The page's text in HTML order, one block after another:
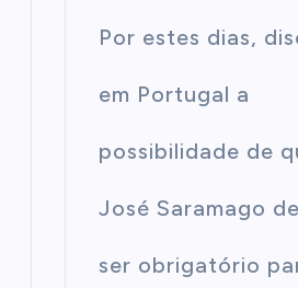
Por estes dias,
em Portugal a
possibilidade de
José Saramago
ser obrigatório